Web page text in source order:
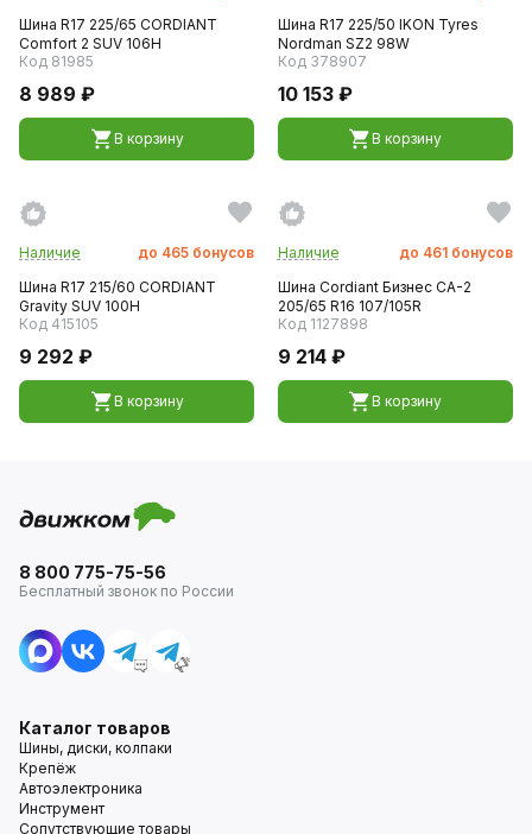
Шина R17 225/65 CORDIANT
Comfort 2 SUV 106H
Код 81985
8 989 ₽
В корзину
Шина R17 225/50 IKON Tyres
Nordman SZ2 98W
Код 378907
10 153 ₽
В корзину
Наличие до 465 бонусов
Шина R17 215/60 CORDIANT
Gravity SUV 100Н
Код 415105
9 292 ₽
В корзину
Наличие до 461 бонусов
Шина Cordiant Бизнес CA-2
205/65 R16 107/105R
Код 1127898
9 214 ₽
В корзину
8 800 775-75-56
Бесплатный звонок по России
Каталог товаров
Шины, диски, колпаки
Крепёж
Автоэлектроника
Инструмент
Сопутствующие товары